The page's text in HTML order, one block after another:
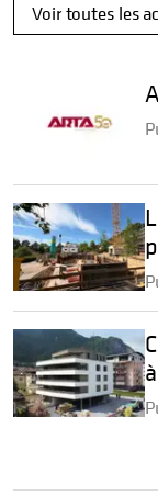
Voir toutes les